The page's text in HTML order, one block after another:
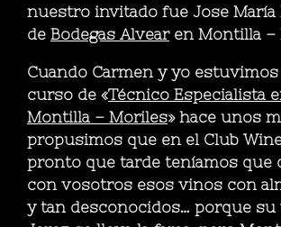
nuestro invitado fue Jose María
de Bodegas Alvearen Montilla –
Cuando Carmen y yo
curso de «Técnico Especialista
Montilla – Moriles» hace unos
propusimos que en el Club
pronto que tarde teníamos que
con vosotros esos vinos con
y tan desconocidos… porque su